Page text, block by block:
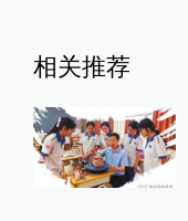
相关推荐